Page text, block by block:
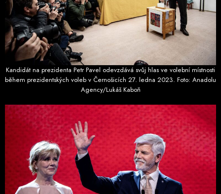
Kandidát na prezidenta Petr Pavel odevzdává svůj hlas ve volební místnosti
během prezidentských voleb v Černošicích 27. ledna 2023. Foto: Anadolu
Agency/Lukáš Kaboň